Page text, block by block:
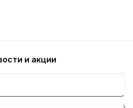
и акции